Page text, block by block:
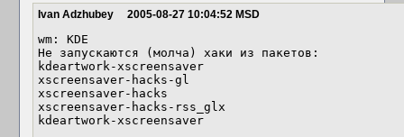
Ivan Adzhubey 2005-08-27 10:04:52 MSD
wm: KDE
Не запускаются (молча) хаки из пакетов:
kdeartwork-xscreensaver
xscreensaver-hacks-gl
xscreensaver-hacks
xscreensaver-hacks-rss_glx
kdeartwork-xscreensaver